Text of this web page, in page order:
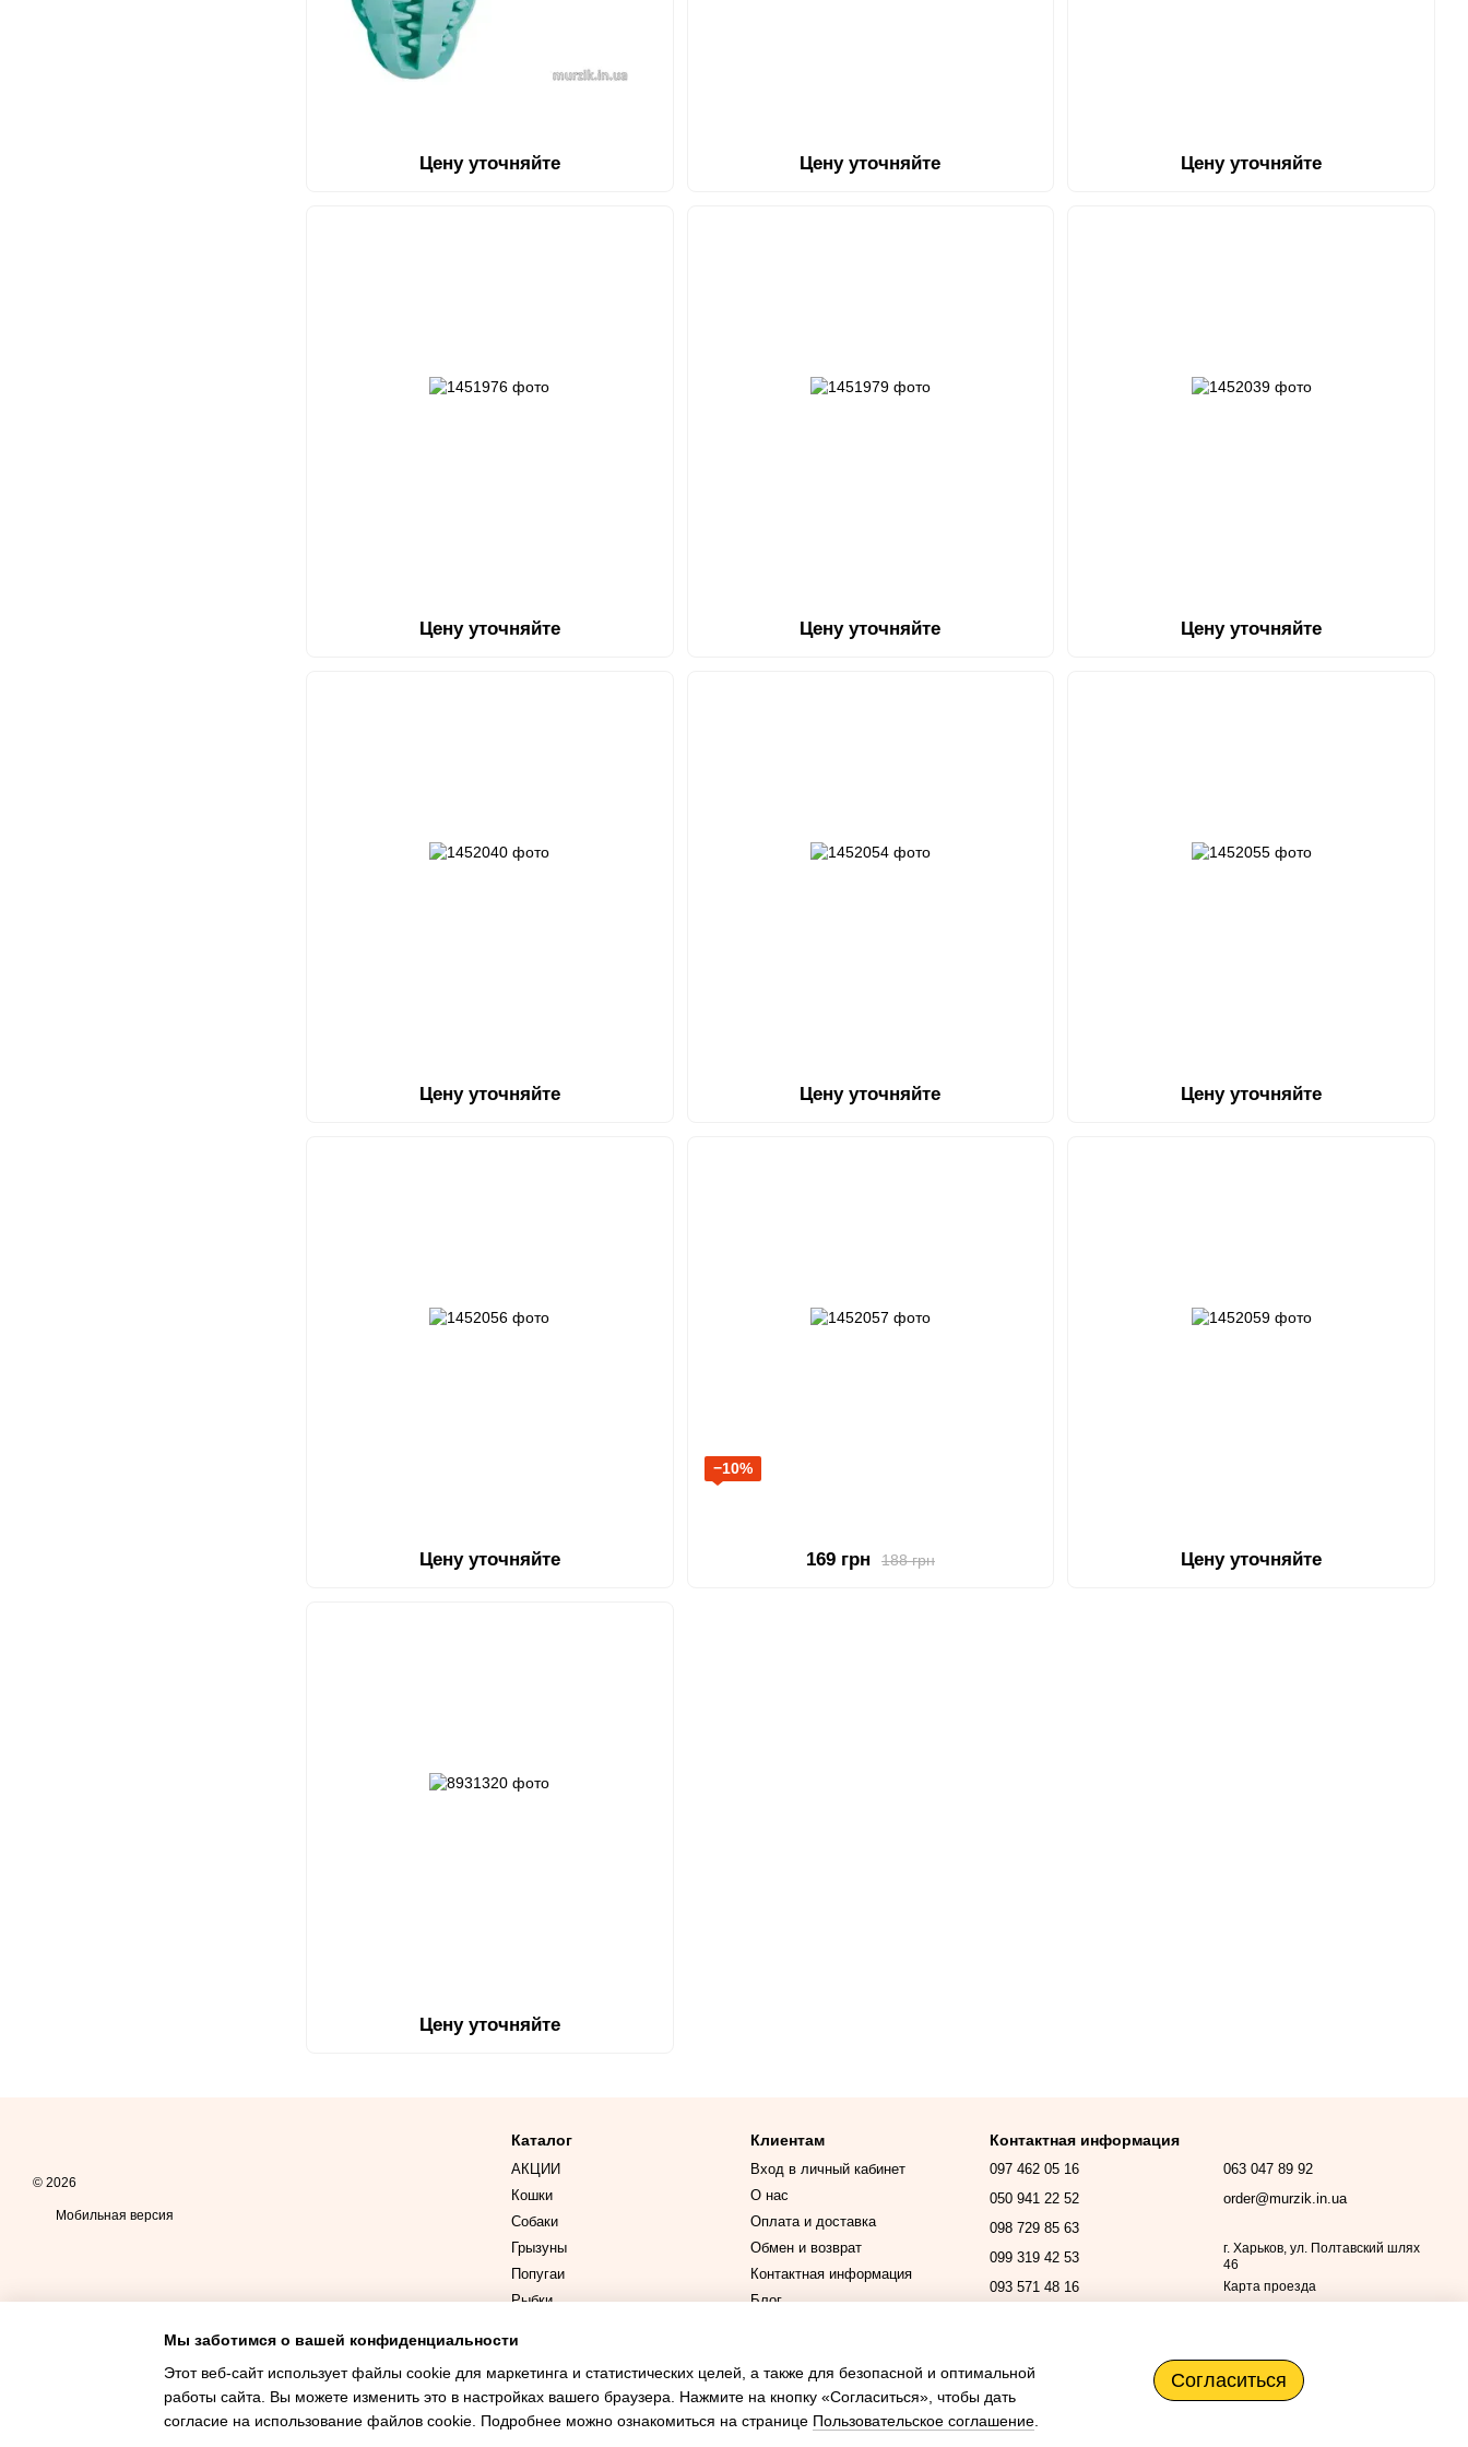
Цену уточняйте Цену уточняйте Цену уточняйте
Цену уточняйте Цену уточняйте Цену уточняйте
Цену уточняйте Цену уточняйте Цену уточняйте
Цену уточняйте
−10%
188 грн
169 грн Цену уточняйте
Цену уточняйте
© 2026
Мобильная версия
Каталог
АКЦИИ
Кошки
Собаки
Грызуны
Попугаи
Рыбки
Клиентам
Вход в личный кабинет
О нас
Оплата и доставка
Обмен и возврат
Контактная информация
Блог
Контактная информация
097 462 05 16
050 941 22 52
098 729 85 63
099 319 42 53
093 571 48 16
063 047 89 92
order@murzik.in.ua
г. Харьков, ул. Полтавский шлях
46
Карта проезда
Мы заботимся о вашей конфиденциальности
Этот веб-сайт использует файлы cookie для маркетинга и статистических целей, а также для безопасной и оптимальной
работы сайта. Вы можете изменить это в настройках вашего браузера. Нажмите на кнопку «Согласиться», чтобы дать
согласие на использование файлов cookie. Подробнее можно ознакомиться на странице Пользовательское соглашение
Согласиться